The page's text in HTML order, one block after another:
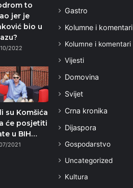
to
jer je
bio u
2022
su Komšića
će posjetiti
u BIH…
2021
Gastro
Kolumne i komentari
Kolumne i komentari
Vijesti
Domovina
Svijet
Crna kronika
Dijaspora
Gospodarstvo
Uncategorized
Kultura